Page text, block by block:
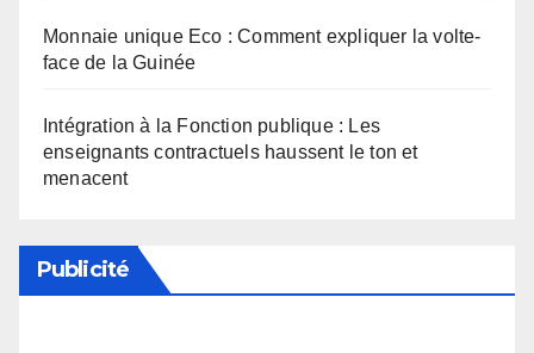
Monnaie unique Eco : Comment expliquer la volte-
face de la Guinée
Intégration à la Fonction publique : Les
enseignants contractuels haussent le ton et
menacent
Publicité